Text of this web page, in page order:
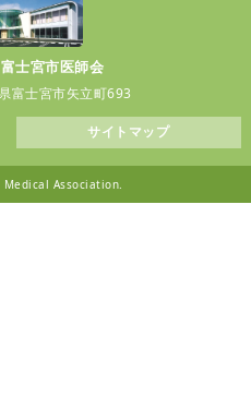
士宮市医師会
士宮市矢立町693
サイトマップ
Association.